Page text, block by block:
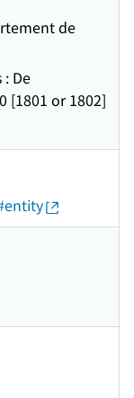
de
De
[1801 or 1802]